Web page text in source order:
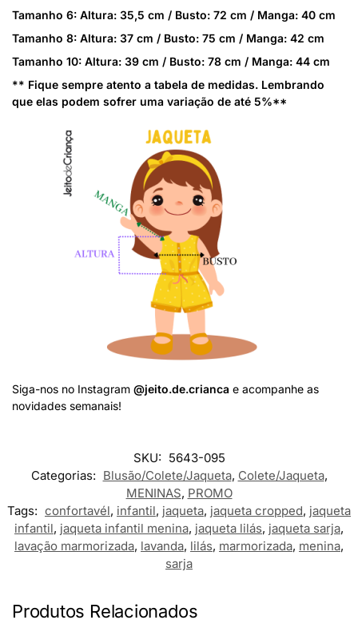
Tamanho 6: Altura: 35,5 cm / Busto: 72 cm / Manga: 40 cm
Tamanho 8: Altura: 37 cm / Busto: 75 cm / Manga: 42 cm
Tamanho 10: Altura: 39 cm / Busto: 78 cm / Manga: 44 cm
** Fique sempre atento a tabela de medidas. Lembrando
que elas podem sofrer uma variação de até 5%**
Siga-nos no Instagram @jeito.de.crianca e acompanhe as
novidades semanais!
SKU: 5643-095
Categorias: Blusão/Colete/Jaqueta, Colete/Jaqueta,
MENINAS, PROMO
Tags: confortavél, infantil, jaqueta, jaqueta cropped, jaqueta
infantil, jaqueta infantil menina, jaqueta lilás, jaqueta sarja,
lavação marmorizada, lavanda, lilás, marmorizada, menina,
sarja
Produtos Relacionados